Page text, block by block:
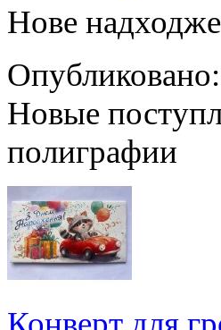
Нове
Новые
полиграфии